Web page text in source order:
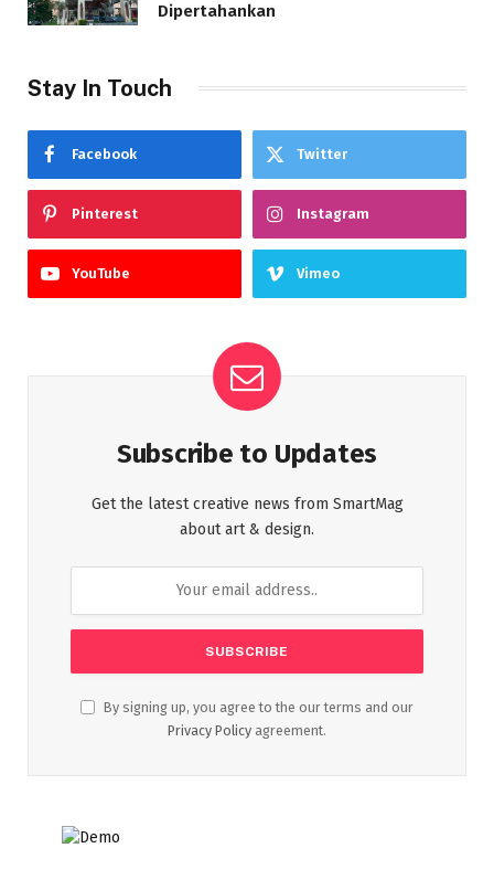
Dipertahankan
Stay In Touch
Facebook Twitter
Pinterest Instagram
YouTube Vimeo
Subscribe to Updates
Get the latest creative news from SmartMag
about art & design.
By signing up, you agree to the our terms and our
Privacy Policy agreement.